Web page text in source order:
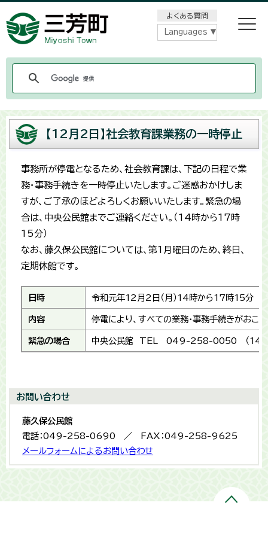
よくある質問
Languages
【12月2日】社会教育課業務の一時停止
事務所が停電となるため、社会教育課は、下記の日程で業
務・事務手続きを一時停止いたします。ご迷惑おかけしま
すが、ご了承のほどよろしくお願いいたします。緊急の場
合は、中央公民館までご連絡ください。（14時から17時
15分）
なお、藤久保公民館については、第1月曜日のため、終日、
定期休館です。
日時 令和元年12月2日（月）14時から17時15分
内容 停電により、すべての業務・事務手続きがおこ
緊急の場合 中央公民館 TEL 049-258-0050 （14時
お問い合わせ
藤久保公民館
電話：049-258-0690 ／ FAX：049-258-9625
メールフォームによるお問い合わせ